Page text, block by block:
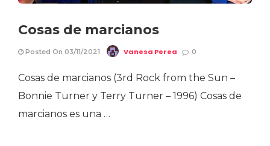
Cosas de marcianos
Posted On 03/11/2021 Vanesa Perea 0
Cosas de marcianos (3rd Rock from the Sun –
Bonnie Turner y Terry Turner – 1996) Cosas de
marcianos es una …